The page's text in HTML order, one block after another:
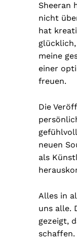
Sheeran
nicht
hat
meine
einer
freuen.
Die
neuen
als
Alles in
uns alle.
gezeigt,